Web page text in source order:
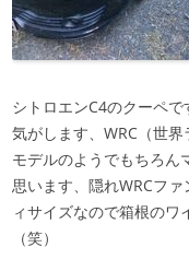
シトロエンC4のクーペ
気がします、WRC（世
モデルのようでもちろん
思います、隠れWRCフ
ィサイズなので箱根の
（笑）